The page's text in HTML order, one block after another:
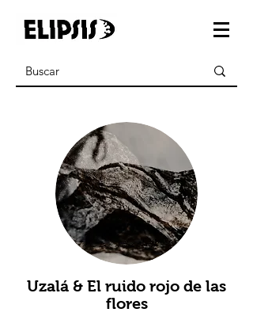
Uzalá & El ruido rojo de las
flores